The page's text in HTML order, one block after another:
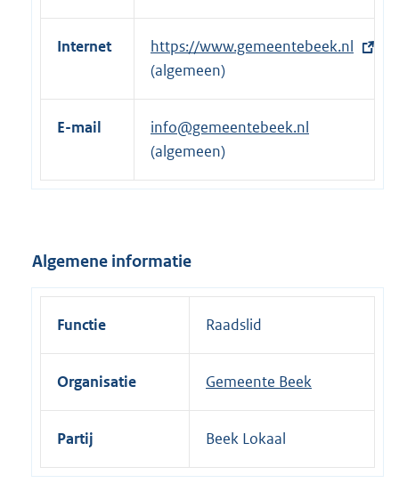
Internet
E
x
t
e
r
e
n
k
https://www.gemeentebeek.nl
(algemeen)
E-mail
info@gemeentebeek.nl
(algemeen)
Algemene informatie
Functie Raadslid
Organisatie Gemeente Beek
Partij Beek Lokaal